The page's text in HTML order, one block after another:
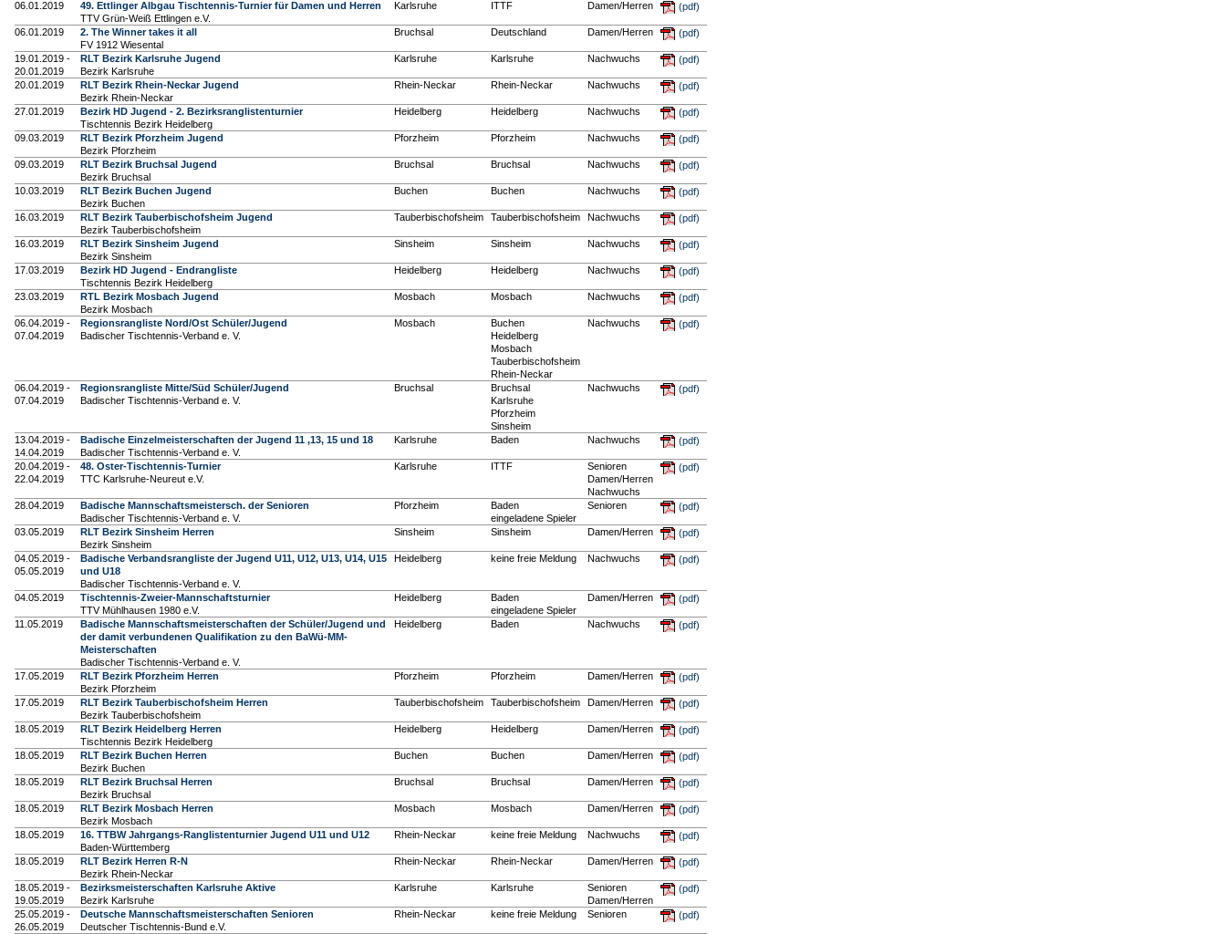
06.01.2019
49. Ettlinger Albgau Tischtennis-Turnier für Damen und Herren
TTV Grün-Weiß Ettlingen e.V.
Karlsruhe ITTF Damen/Herren (pdf)
06.01.2019
2. The Winner takes it all
FV 1912 Wiesental
Bruchsal Deutschland Damen/Herren (pdf)
19.01.2019 -
20.01.2019
RLT Bezirk Karlsruhe Jugend
Bezirk Karlsruhe
Karlsruhe Karlsruhe Nachwuchs (pdf)
20.01.2019
RLT Bezirk Rhein-Neckar Jugend
Bezirk Rhein-Neckar
Rhein-Neckar Rhein-Neckar Nachwuchs (pdf)
27.01.2019
Bezirk HD Jugend - 2. Bezirksranglistenturnier
Tischtennis Bezirk Heidelberg
Heidelberg Heidelberg Nachwuchs (pdf)
09.03.2019
RLT Bezirk Pforzheim Jugend
Bezirk Pforzheim
Pforzheim Pforzheim Nachwuchs (pdf)
09.03.2019
RLT Bezirk Bruchsal Jugend
Bezirk Bruchsal
Bruchsal Bruchsal Nachwuchs (pdf)
10.03.2019
RLT Bezirk Buchen Jugend
Bezirk Buchen
Buchen Buchen Nachwuchs (pdf)
16.03.2019
RLT Bezirk Tauberbischofsheim Jugend
Bezirk Tauberbischofsheim
Tauberbischofsheim Tauberbischofsheim Nachwuchs (pdf)
16.03.2019
RLT Bezirk Sinsheim Jugend
Bezirk Sinsheim
Sinsheim Sinsheim Nachwuchs (pdf)
17.03.2019
Bezirk HD Jugend - Endrangliste
Tischtennis Bezirk Heidelberg
Heidelberg Heidelberg Nachwuchs (pdf)
23.03.2019
RTL Bezirk Mosbach Jugend
Bezirk Mosbach
Mosbach Mosbach Nachwuchs (pdf)
06.04.2019 -
07.04.2019
Regionsrangliste Nord/Ost Schüler/Jugend
Badischer Tischtennis-Verband e. V.
Mosbach
Buchen
Heidelberg
Mosbach
Tauberbischofsheim
Rhein-Neckar
Nachwuchs (pdf)
06.04.2019 -
07.04.2019
Regionsrangliste Mitte/Süd Schüler/Jugend
Badischer Tischtennis-Verband e. V.
Bruchsal
Bruchsal
Karlsruhe
Pforzheim
Sinsheim
Nachwuchs (pdf)
13.04.2019 -
14.04.2019
Badische Einzelmeisterschaften der Jugend 11 ,13, 15 und 18
Badischer Tischtennis-Verband e. V.
Karlsruhe Baden Nachwuchs (pdf)
20.04.2019 -
22.04.2019
48. Oster-Tischtennis-Turnier
TTC Karlsruhe-Neureut e.V.
Karlsruhe ITTF
Senioren
Damen/Herren
Nachwuchs
(pdf)
28.04.2019
Badische Mannschaftsmeistersch. der Senioren
Badischer Tischtennis-Verband e. V.
Pforzheim
Baden
eingeladene Spieler
Senioren (pdf)
03.05.2019
RLT Bezirk Sinsheim Herren
Bezirk Sinsheim
Sinsheim Sinsheim Damen/Herren (pdf)
04.05.2019 -
05.05.2019
Badische Verbandsrangliste der Jugend U11, U12, U13, U14, U15
und U18
Badischer Tischtennis-Verband e. V.
Heidelberg keine freie Meldung Nachwuchs (pdf)
04.05.2019
Tischtennis-Zweier-Mannschaftsturnier
TTV Mühlhausen 1980 e.V.
Heidelberg
Baden
eingeladene Spieler
Damen/Herren (pdf)
11.05.2019
Badische Mannschaftsmeisterschaften der Schüler/Jugend und
der damit verbundenen Qualifikation zu den BaWü-MM-
Meisterschaften
Badischer Tischtennis-Verband e. V.
Heidelberg Baden Nachwuchs (pdf)
17.05.2019
RLT Bezirk Pforzheim Herren
Bezirk Pforzheim
Pforzheim Pforzheim Damen/Herren (pdf)
17.05.2019
RLT Bezirk Tauberbischofsheim Herren
Bezirk Tauberbischofsheim
Tauberbischofsheim Tauberbischofsheim Damen/Herren (pdf)
18.05.2019
RLT Bezirk Heidelberg Herren
Tischtennis Bezirk Heidelberg
Heidelberg Heidelberg Damen/Herren (pdf)
18.05.2019
RLT Bezirk Buchen Herren
Bezirk Buchen
Buchen Buchen Damen/Herren (pdf)
18.05.2019
RLT Bezirk Bruchsal Herren
Bezirk Bruchsal
Bruchsal Bruchsal Damen/Herren (pdf)
18.05.2019
RLT Bezirk Mosbach Herren
Bezirk Mosbach
Mosbach Mosbach Damen/Herren (pdf)
18.05.2019
16. TTBW Jahrgangs-Ranglistenturnier Jugend U11 und U12
Baden-Württemberg
Rhein-Neckar keine freie Meldung Nachwuchs (pdf)
18.05.2019
RLT Bezirk Herren R-N
Bezirk Rhein-Neckar
Rhein-Neckar Rhein-Neckar Damen/Herren (pdf)
18.05.2019 -
19.05.2019
Bezirksmeisterschaften Karlsruhe Aktive
Bezirk Karlsruhe
Karlsruhe Karlsruhe
Senioren
Damen/Herren
(pdf)
25.05.2019 -
26.05.2019
Deutsche Mannschaftsmeisterschaften Senioren
Deutscher Tischtennis-Bund e.V.
Rhein-Neckar keine freie Meldung Senioren (pdf)